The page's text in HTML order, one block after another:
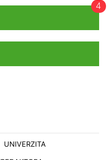
UNIVERZITA
4